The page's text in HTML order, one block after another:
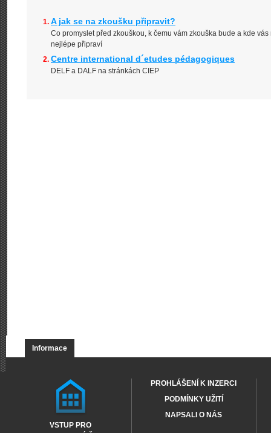
A jak se na zkoušku připravit?
Co promyslet před zkouškou, k čemu vám zkouška bude a kde vás
nejlépe připraví
Centre international d´etudes pédagogiques
DELF a DALF na stránkách CIEP
Informace
VSTUP PRO
PROHLÁŠENÍ K INZERCI
PODMÍNKY UŽITÍ
NAPSALI O NÁS